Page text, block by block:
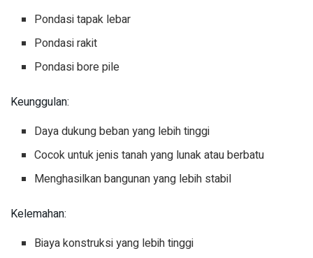
Pondasi tapak lebar
Pondasi rakit
Pondasi bore pile
Keunggulan:
Daya dukung beban yang lebih tinggi
Cocok untuk jenis tanah yang lunak atau berbatu
Menghasilkan bangunan yang lebih stabil
Kelemahan:
Biaya konstruksi yang lebih tinggi